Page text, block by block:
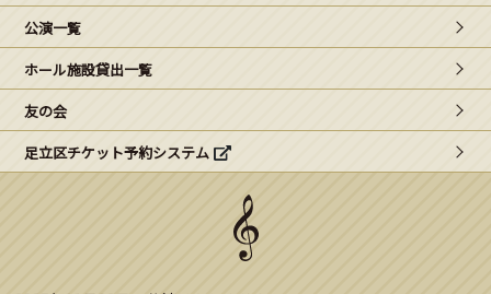
こどもみーてぃんぐ
Gがくえん
ブランドからのお知らせ
公演一覧
ホール施設貸出一覧
友の会
足立区チケット予約システム